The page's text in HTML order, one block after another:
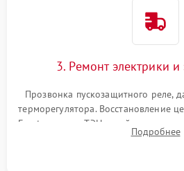
3. Ремонт электрики
Прозвонка пускозащитного реле,
терморегулятора. Восстановление
Frost, включая ТЭН оттайки и
платы управления при
Подробнее